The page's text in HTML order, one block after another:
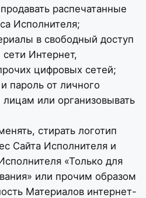
распечатанные
Исполнителя;
в свободный доступ
Интернет,
цифровых сетей;
пароль от личного
или организовывать
стирать логотип
Сайта Исполнителя и
«Только для
или прочим образом
Материалов интернет-